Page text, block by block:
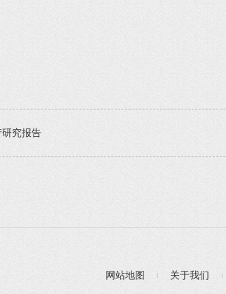
研究报告
网站地图 关于我们